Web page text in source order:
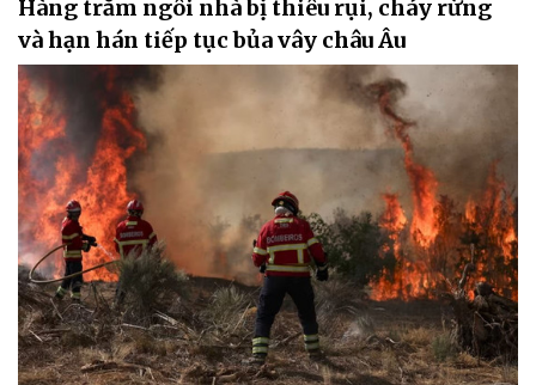
Hàng trăm ngôi nhà bị thiêu rụi, cháy rừng
và hạn hán tiếp tục bủa vây châu Âu